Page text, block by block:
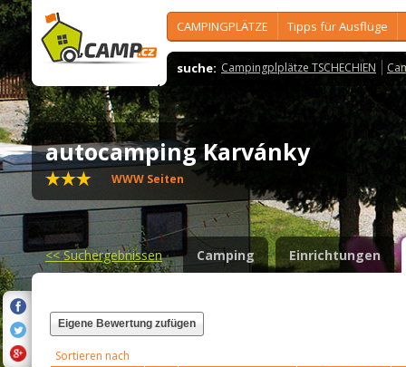
CAMPINGPLÄTZE Tipps für Ausflüge
suche: Campingplplätze TSCHECHIEN
autocamping Karvánky
WWW Seiten
<<Suchergebnissen Camping Einrichtungen
Eigene Bewertung zufügen
Sortieren nach